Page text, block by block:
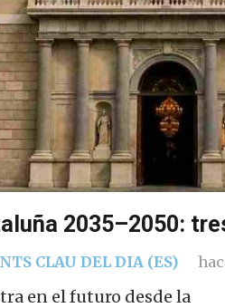
2035–2050:
CLAU DEL DIA (ES)
en el futuro desde la